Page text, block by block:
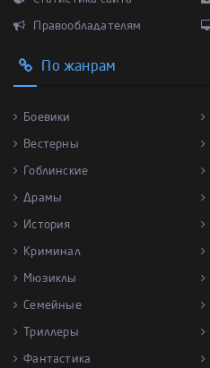
Правообладателям
По жанрам
Боевики
Вестерны
Гоблинские
Драмы
История
Криминал
Мюзиклы
Семейные
Триллеры
Фантастика